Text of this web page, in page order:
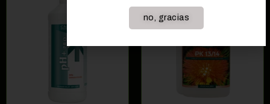
no, gracias